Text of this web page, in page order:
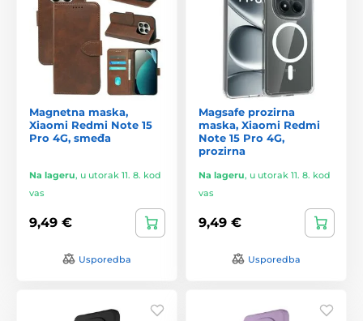
Magnetna maska,
Xiaomi Redmi Note 15
Pro 4G, smeđa
Na lageru, u utorak 11. 8. kod
vas
9,49 €
Usporedba
Magsafe prozirna
maska, Xiaomi Redmi
Note 15 Pro 4G,
prozirna
Na lageru, u utorak 11. 8. kod
vas
9,49 €
Usporedba